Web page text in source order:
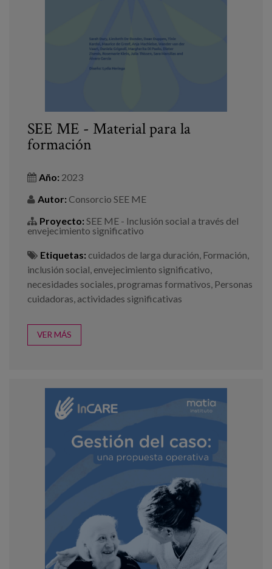
SEE ME - Material para la
formación
Año: 2023
Autor: Consorcio SEE ME
Proyecto: SEE ME - Inclusión social a través del
envejecimiento significativo
Etiquetas: cuidados de larga duración, Formación,
inclusión social, envejecimiento significativo,
necesidades sociales,programas formativos, Personas
cuidadoras, actividades significativas
VER MÁS